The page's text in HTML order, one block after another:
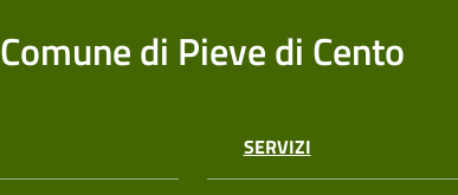
Comune di Pieve di Cento
SERVIZI